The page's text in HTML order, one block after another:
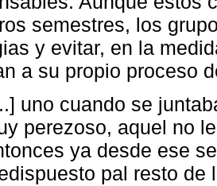
semestres, los
y evitar, en la
a su propio proceso
uno cuando se
perezoso, aquel no
ya desde ese
pal resto de